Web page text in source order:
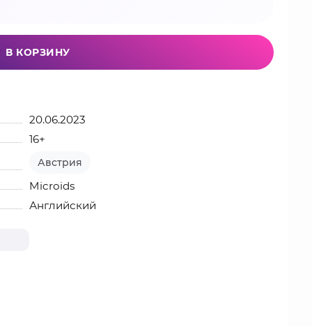
В КОРЗИНУ
20.06.2023
16+
Австрия
Microids
Английский